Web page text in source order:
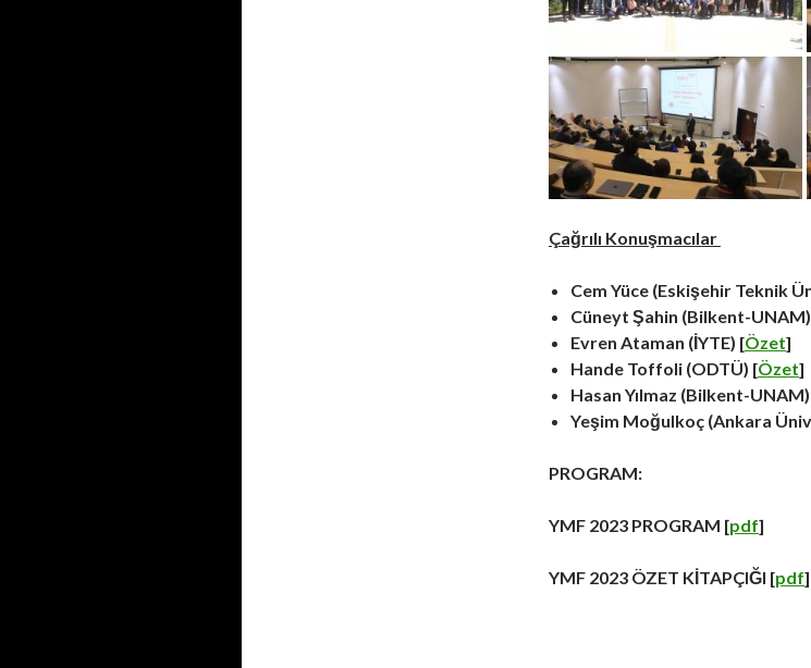
Çağrılı Konuşmacılar
Cem Yüce (Eskişehir Teknik
Cüneyt Şahin (Bilkent-
Evren Ataman (İYTE) [Özet]
Hande Toffoli (ODTÜ) [Özet]
Hasan Yılmaz (Bilkent-
Yeşim Moğulkoç (Ankara
PROGRAM:
YMF 2023 PROGRAM [pdf]
YMF 2023 ÖZET KİTAPÇIĞI [pdf]